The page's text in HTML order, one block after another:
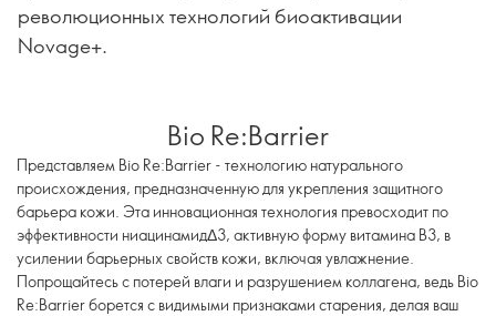
революционных технологий биоактивации
Novage+.
Bio Re:Barrier
Представляем Bio Re:Barrier - технологию натурального
происхождения, предназначенную для укрепления защитного
барьера кожи. Эта инновационная технология превосходит по
эффективности ниацинамидΔ3, активную форму витамина B3, в
усилении барьерных свойств кожи, включая увлажнение.
Попрощайтесь с потерей влаги и разрушением коллагена, ведь Bio
Re:Barrier борется с видимыми признаками старения, делая ваш